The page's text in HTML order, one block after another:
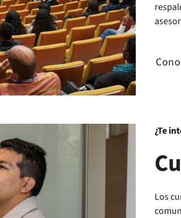
¿Te
Los